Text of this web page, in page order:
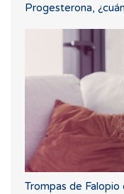
Progesterona,
Trompas de Falopio